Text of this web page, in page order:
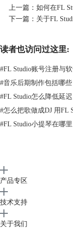
然后根据之前记录的时
束标记”，并使用“修剪
剪辑好片段后，如果要
操作更为简便。我们只
起来。
有时候，拼接处的音频
GoldWave 的“淡出”“淡
具体操作是，在第一段
上一篇： 如何在FL
下一篇： 关于FL
读者也访问过这里:
#FL Studio账号注册与
#音乐后期制作包括哪
#FL Studio怎么降低延
#怎么把歌做成DJ 用FL
#FL Studio小提琴在哪
产品专区
技术支持
关于我们